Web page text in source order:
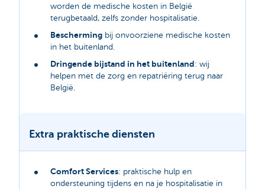
worden de medische kosten in België
terugbetaald, zelfs zonder hospitalisatie.
Bescherming bij onvoorziene medische kosten
in het buitenland.
Dringende bijstand in het buitenland: wij
helpen met de zorg en repatriëring terug naar
België.
Extra praktische diensten
Comfort Services: praktische hulp en
ondersteuning tijdens en na je hospitalisatie in